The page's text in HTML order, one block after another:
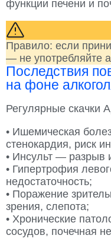
функции печени и
Правило: если
— не употребляйте
Последствия
на фоне
Регулярные скачки
• Ишемическая
стенокардия, риск
• Инсульт — разрыв
• Гипертрофия
недостаточность;
• Поражение
зрения, слепота;
• Хронические
сосудов, почечная